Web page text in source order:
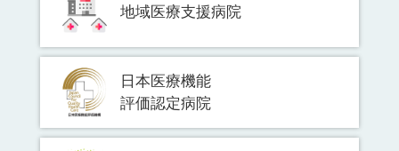
地域医療支援病院
日本医療機能
評価認定病院